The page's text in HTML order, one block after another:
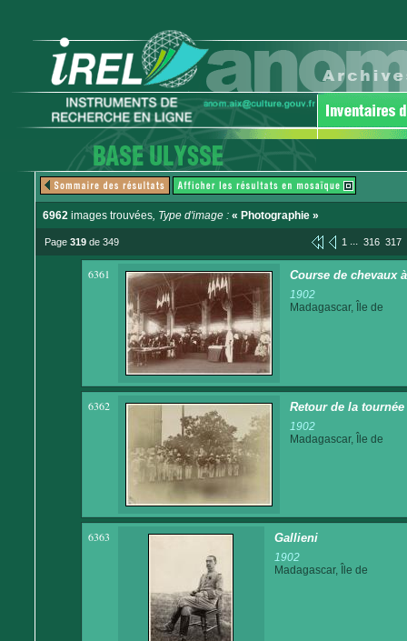
6962 images trouvées, Type d'image : « Photographie »
Page 319 de 349 1 ... 316 317
6361 Course de chevaux
1902
Madagascar, Île de
6362 Retour de la
1902
Madagascar, Île de
6363 Gallieni
1902
Madagascar, Île de